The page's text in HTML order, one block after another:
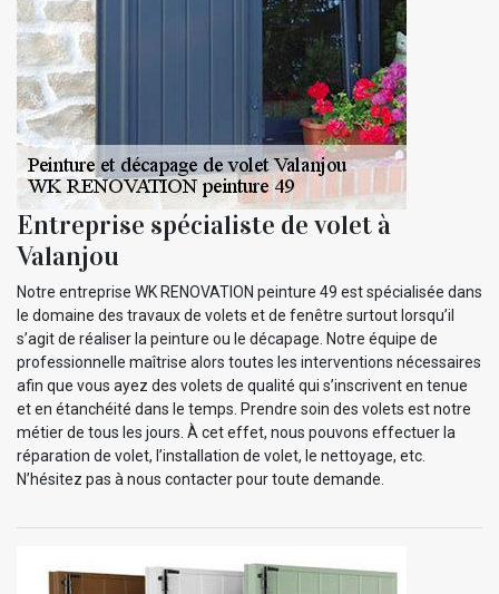
Entreprise spécialiste de volet à
Valanjou
Notre entreprise WK RENOVATION peinture 49 est spécialisée dans
le domaine des travaux de volets et de fenêtre surtout lorsqu’il
s’agit de réaliser la peinture ou le décapage. Notre équipe de
professionnelle maîtrise alors toutes les interventions nécessaires
afin que vous ayez des volets de qualité qui s’inscrivent en tenue
et en étanchéité dans le temps. Prendre soin des volets est notre
métier de tous les jours. À cet effet, nous pouvons effectuer la
réparation de volet, l’installation de volet, le nettoyage, etc.
N’hésitez pas à nous contacter pour toute demande.